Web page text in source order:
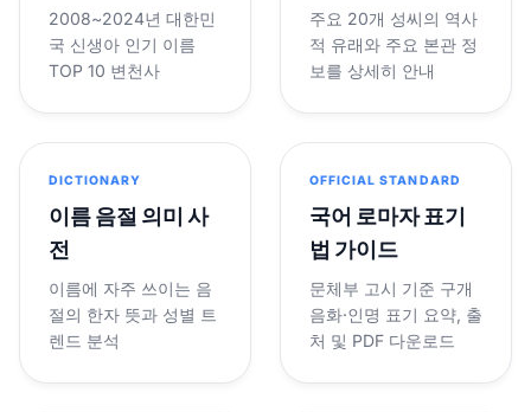
2008~2024년 대한민
국 신생아 인기 이름
TOP 10 변천사
주요 20개 성씨의 역사
적 유래와 주요 본관 정
보를 상세히 안내
DICTIONARY
이름 음절 의미 사
전
이름에 자주 쓰이는 음
절의 한자 뜻과 성별 트
렌드 분석
OFFICIAL STANDARD
국어 로마자 표기
법 가이드
문체부 고시 기준 구개
음화·인명 표기 요약, 출
처 및 PDF 다운로드